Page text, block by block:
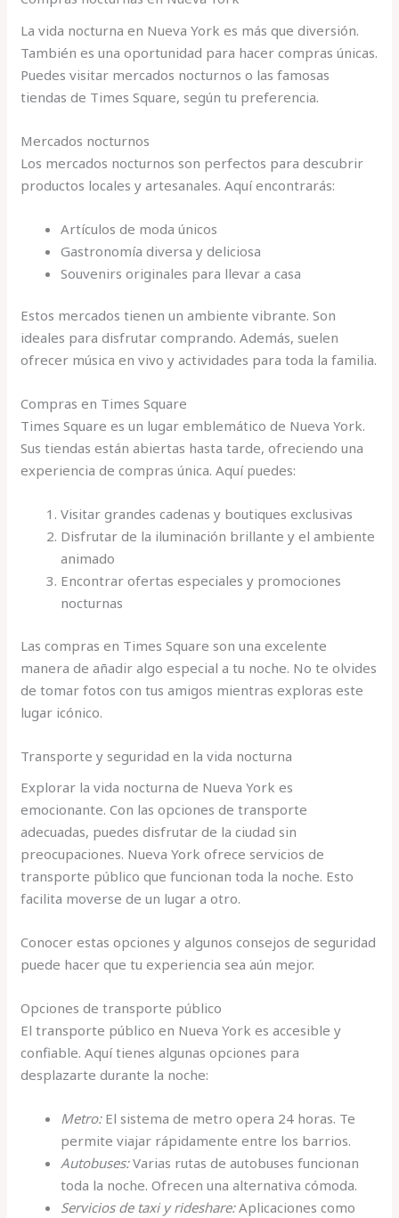
La vida nocturna en Nueva York es más que diversión.
También es una oportunidad para hacer compras únicas.
Puedes visitar mercados nocturnos o las famosas
tiendas de Times Square, según tu preferencia.
Mercados nocturnos
Los mercados nocturnos son perfectos para descubrir
productos locales y artesanales. Aquí encontrarás:
Artículos de moda únicos
Gastronomía diversa y deliciosa
Souvenirs originales para llevar a casa
Estos mercados tienen un ambiente vibrante. Son
ideales para disfrutar comprando. Además, suelen
ofrecer música en vivo y actividades para toda la familia.
Compras en Times Square
Times Square es un lugar emblemático de Nueva York.
Sus tiendas están abiertas hasta tarde, ofreciendo una
experiencia de compras única. Aquí puedes:
Visitar grandes cadenas y boutiques exclusivas
Disfrutar de la iluminación brillante y el ambiente
animado
Encontrar ofertas especiales y promociones
nocturnas
Las compras en Times Square son una excelente
manera de añadir algo especial a tu noche. No te olvides
de tomar fotos con tus amigos mientras exploras este
lugar icónico.
Transporte y seguridad en la vida nocturna
Explorar la vida nocturna de Nueva York es
emocionante. Con las opciones de transporte
adecuadas, puedes disfrutar de la ciudad sin
preocupaciones. Nueva York ofrece servicios de
transporte público que funcionan toda la noche. Esto
facilita moverse de un lugar a otro.
Conocer estas opciones y algunos consejos de seguridad
puede hacer que tu experiencia sea aún mejor.
Opciones de transporte público
El transporte público en Nueva York es accesible y
confiable. Aquí tienes algunas opciones para
desplazarte durante la noche:
Metro:El sistema de metro opera 24 horas. Te
permite viajar rápidamente entre los barrios.
Autobuses:Varias rutas de autobuses funcionan
toda la noche. Ofrecen una alternativa cómoda.
Servicios de taxi y rideshare:Aplicaciones como